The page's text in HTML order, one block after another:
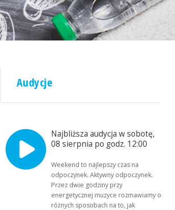
Audycje
Najbliższa audycja w sobotę,
08 sierpnia po godz. 12:00
Weekend to najlepszy czas na
odpoczynek. Aktywny odpoczynek.
Przez dwie godziny przy
energetycznej muzyce rozmawiamy o
różnych sposobach na to, jak